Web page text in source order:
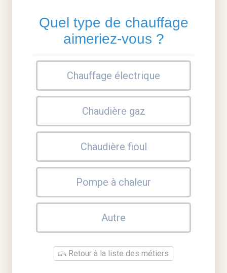
Quel type de chauffage
aimeriez-vous ?
Chauffage électrique
Chaudière gaz
Chaudière fioul
Pompe à chaleur
Autre
Retour à la liste des métiers